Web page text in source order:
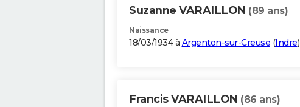
Suzanne VARAILLON (89 ans)
Naissance
18/03/1934 à Argenton-sur-Creuse (Indre)
Francis VARAILLON (86 ans)